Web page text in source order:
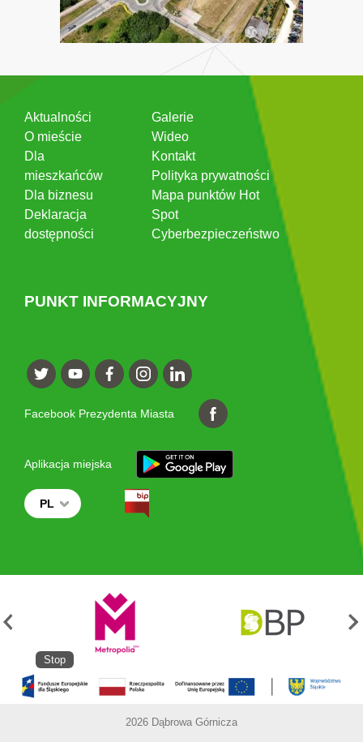
Aktualności
O mieście
Dla
mieszkańców
Dla biznesu
Deklaracja
dostępności
Galerie
Wideo
Kontakt
Polityka prywatności
Mapa punktów Hot
Spot
Cyberbezpieczeństwo
PUNKT INFORMACYJNY
Facebook Prezydenta Miasta
Aplikacja miejska
PL
Stop
2026 Dąbrowa Górnicza